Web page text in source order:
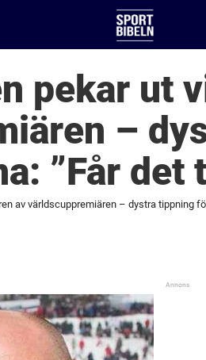
pekar ut
–
”Får det
av världscuppremiären – dystra tippning